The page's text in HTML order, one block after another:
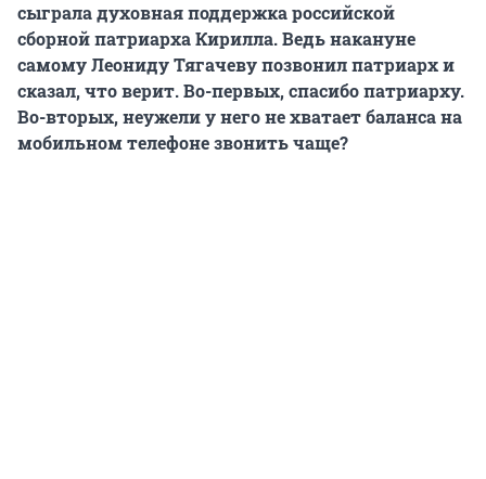
сыграла духовная поддержка российской
сборной патриарха Кирилла. Ведь накануне
самому Леониду Тягачеву позвонил патриарх и
сказал, что верит. Во-первых, спасибо патриарху.
Во-вторых, неужели у него не хватает баланса на
мобильном телефоне звонить чаще?